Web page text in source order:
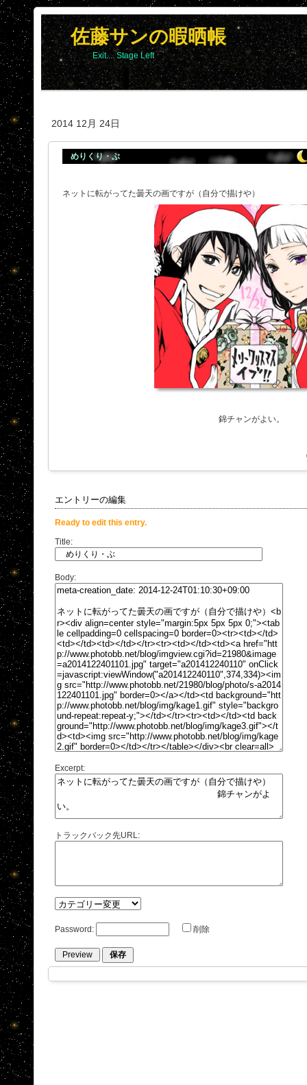
佐藤サンの暇晒帳
Exit.... Stage Left
2014 12月 24日
めりくり・ぶ
ネットに転がってた曇天の画ですが（自分で描けや）
錦チャンがよい。
エントリーの編集
Ready to edit this entry.
Title:
Body:
Excerpt:
トラックバック先URL:
Password: 削除